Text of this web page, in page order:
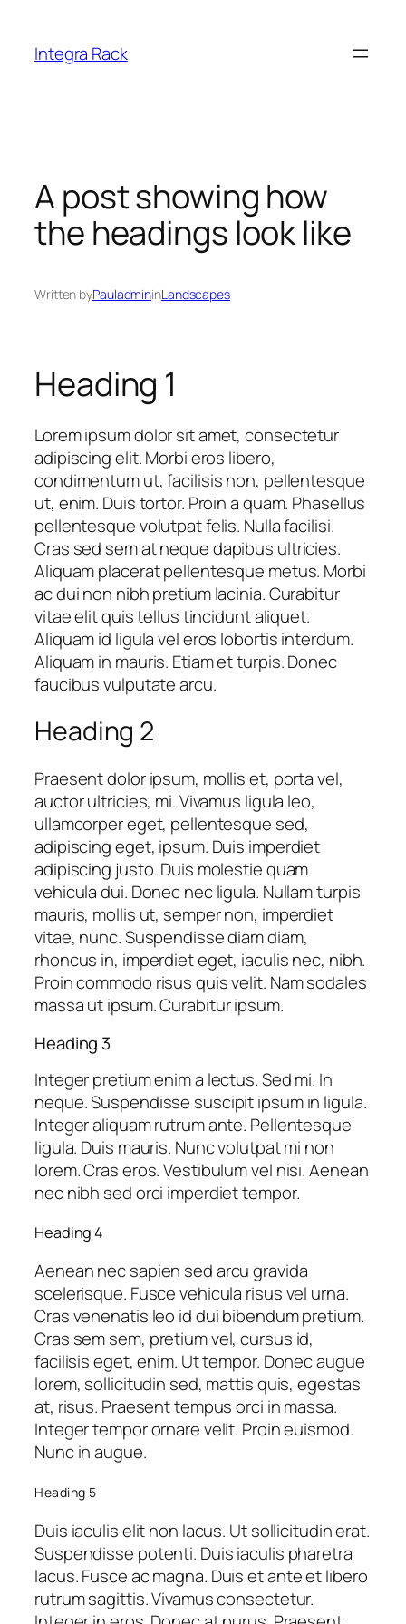
content
Integra Rack
A post showing how
the headings look like
Written byPauladmininLandscapes
Heading 1
Lorem ipsum dolor sit amet, consectetur
adipiscing elit. Morbi eros libero,
condimentum ut, facilisis non, pellentesque
ut, enim. Duis tortor. Proin a quam. Phasellus
pellentesque volutpat felis. Nulla facilisi.
Cras sed sem at neque dapibus ultricies.
Aliquam placerat pellentesque metus. Morbi
ac dui non nibh pretium lacinia. Curabitur
vitae elit quis tellus tincidunt aliquet.
Aliquam id ligula vel eros lobortis interdum.
Aliquam in mauris. Etiam et turpis. Donec
faucibus vulputate arcu.
Heading 2
Praesent dolor ipsum, mollis et, porta vel,
auctor ultricies, mi. Vivamus ligula leo,
ullamcorper eget, pellentesque sed,
adipiscing eget, ipsum. Duis imperdiet
adipiscing justo. Duis molestie quam
vehicula dui. Donec nec ligula. Nullam turpis
mauris, mollis ut, semper non, imperdiet
vitae, nunc. Suspendisse diam diam,
rhoncus in, imperdiet eget, iaculis nec, nibh.
Proin commodo risus quis velit. Nam sodales
massa ut ipsum. Curabitur ipsum.
Heading 3
Integer pretium enim a lectus. Sed mi. In
neque. Suspendisse suscipit ipsum in ligula.
Integer aliquam rutrum ante. Pellentesque
ligula. Duis mauris. Nunc volutpat mi non
lorem. Cras eros. Vestibulum vel nisi. Aenean
nec nibh sed orci imperdiet tempor.
Heading 4
Aenean nec sapien sed arcu gravida
scelerisque. Fusce vehicula risus vel urna.
Cras venenatis leo id dui bibendum pretium.
Cras sem sem, pretium vel, cursus id,
facilisis eget, enim. Ut tempor. Donec augue
lorem, sollicitudin sed, mattis quis, egestas
at, risus. Praesent tempus orci in massa.
Integer tempor ornare velit. Proin euismod.
Nunc in augue.
Heading 5
Duis iaculis elit non lacus. Ut sollicitudin erat.
Suspendisse potenti. Duis iaculis pharetra
lacus. Fusce ac magna. Duis et ante et libero
rutrum sagittis. Vivamus consectetur.